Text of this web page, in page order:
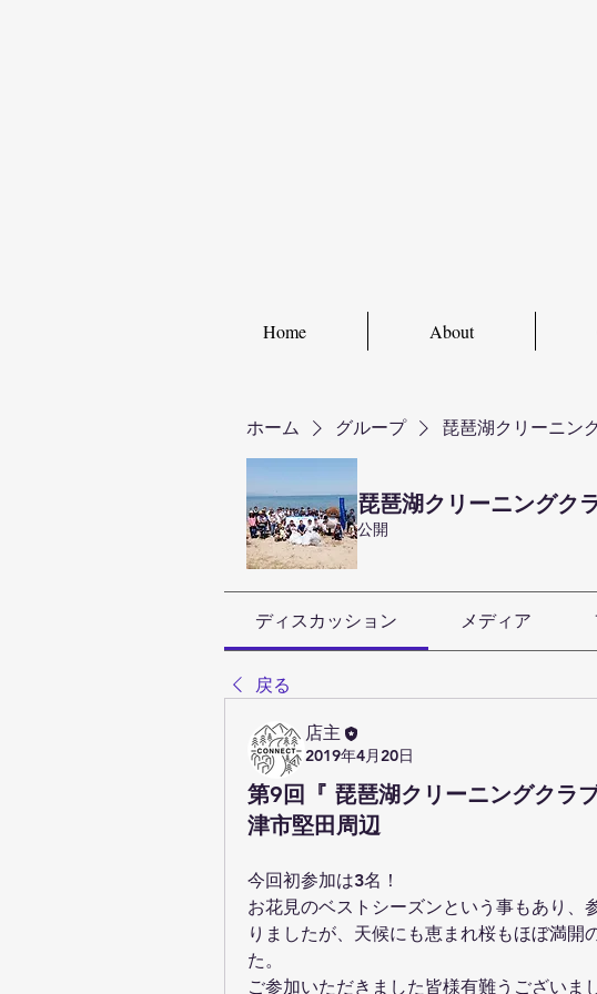
Home About
ホーム グループ 琵琶湖クリーニン
琵琶湖クリーニングク
公開
ディスカッション メディア
戻る
店主
2019年4月20日
第9回『 琵琶湖クリーニングクラ
津市堅田周辺
今回初参加は3名！
お花見のベストシーズンという事もあり、
りましたが、天候にも恵まれ桜もほぼ満開
た。
ご参加いただきました皆様有難うございま